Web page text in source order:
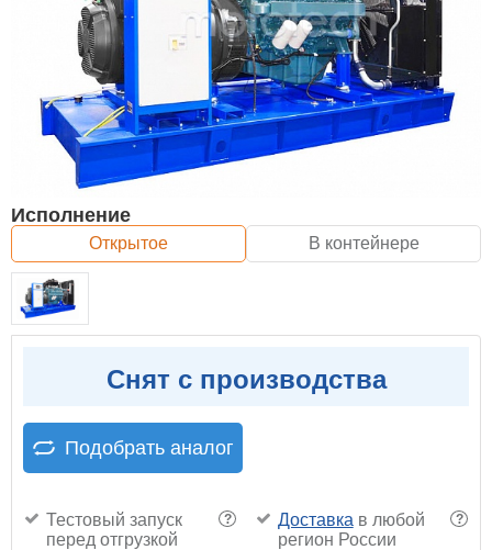
Исполнение
Открытое В контейнере
Снят с производства
Подобрать аналог
?
Тестовый запуск
перед отгрузкой
?
Доставка в любой
регион России